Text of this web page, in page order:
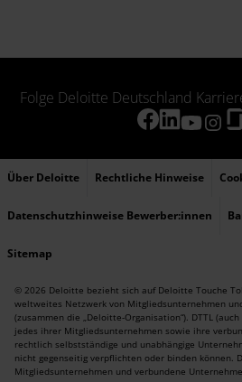
Folge Deloitte Deutschland
Über Deloitte Rechtliche Hinweise
Datenschutzhinweise Bewerber:innen
Sitemap
© 2026 Deloitte bezieht sich auf Deloitte Touche
weltweites Netzwerk von Mitgliedsunternehmen
(zusammen die „Deloitte-Organisation“). DTTL
jedes ihrer Mitgliedsunternehmen sowie ihre
rechtlich selbstständige und unabhängige
nicht gegenseitig verpflichten oder binden können.
Mitgliedsunternehmen und verbundene